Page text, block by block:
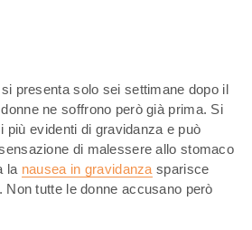
presenta solo sei settimane dopo il
ne soffrono però già prima. Si
più evidenti di gravidanza e può
di malessere allo stomaco
la nausea in gravidanza sparisce
Non tutte le donne accusano però